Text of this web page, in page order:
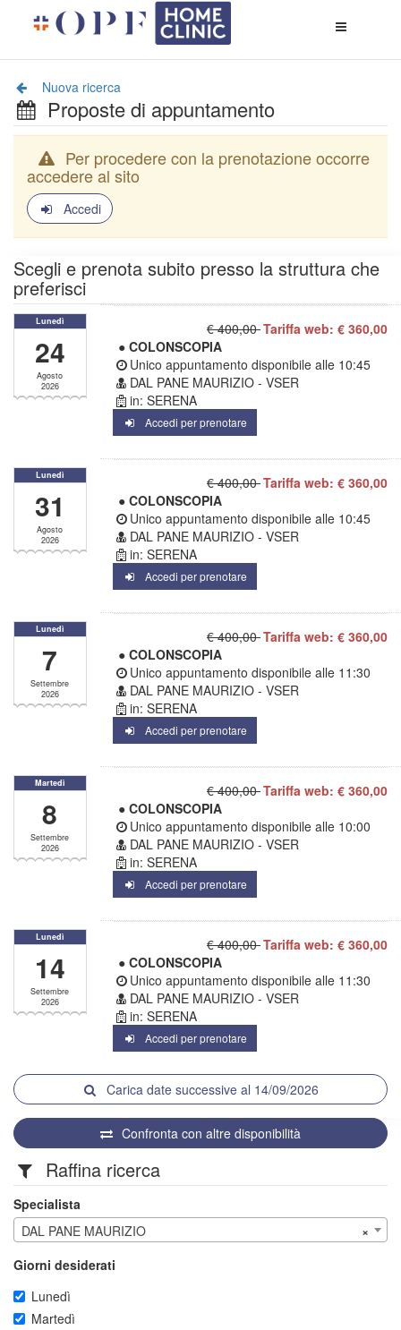
di
Nuova ricerca
Proposte di appuntamento
Per procedere con la prenotazione occorre
accedere al sito
Accedi
Scegli e prenota subito presso la struttura che
preferisci
Lunedì
24
Agosto
2026
€ 400,00Tariffa web: € 360,00
● COLONSCOPIA
Unico appuntamento disponibile alle 10:45
DAL PANE MAURIZIO - VSER
in: SERENA
Accedi per prenotare
Lunedì
31
Agosto
2026
€ 400,00Tariffa web: € 360,00
● COLONSCOPIA
Unico appuntamento disponibile alle 10:45
DAL PANE MAURIZIO - VSER
in: SERENA
Accedi per prenotare
Lunedì
7
Settembre
2026
€ 400,00Tariffa web: € 360,00
● COLONSCOPIA
Unico appuntamento disponibile alle 11:30
DAL PANE MAURIZIO - VSER
in: SERENA
Accedi per prenotare
Martedì
8
Settembre
2026
€ 400,00Tariffa web: € 360,00
● COLONSCOPIA
Unico appuntamento disponibile alle 10:00
DAL PANE MAURIZIO - VSER
in: SERENA
Accedi per prenotare
Lunedì
14
Settembre
2026
€ 400,00Tariffa web: € 360,00
● COLONSCOPIA
Unico appuntamento disponibile alle 11:30
DAL PANE MAURIZIO - VSER
in: SERENA
Accedi per prenotare
Carica date successive al 14/09/2026
Confronta con altre disponibilità
Raffina ricerca
Specialista
×
DAL PANE MAURIZIO
Giorni desiderati
Lunedì
Martedì